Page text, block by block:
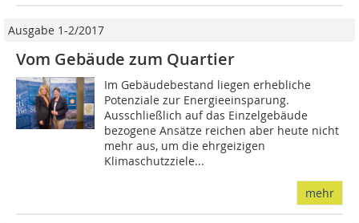
Ausgabe 1-2/2017
Vom Gebäude zum Quartier
Im Gebäudebestand liegen erhebliche
Potenziale zur Energieeinsparung.
Ausschließlich auf das Einzelgebäude
bezogene Ansätze reichen aber heute nicht
mehr aus, um die ehrgeizigen
Klimaschutzziele...
mehr